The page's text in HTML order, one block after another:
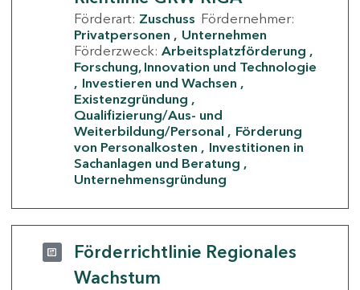
Förderart: Zuschuss Fördernehmer:
Privatpersonen
Unternehmen
Förderzweck: Arbeitsplatzförderung
Forschung, Innovation und Technologie
Investieren und Wachsen
Existenzgründung
Qualifizierung/Aus- und
Weiterbildung/Personal
Förderung
von Personalkosten
Investitionen in
Sachanlagen und Beratung
Unternehmensgründung
Förderrichtlinie Regionales
Wachstum